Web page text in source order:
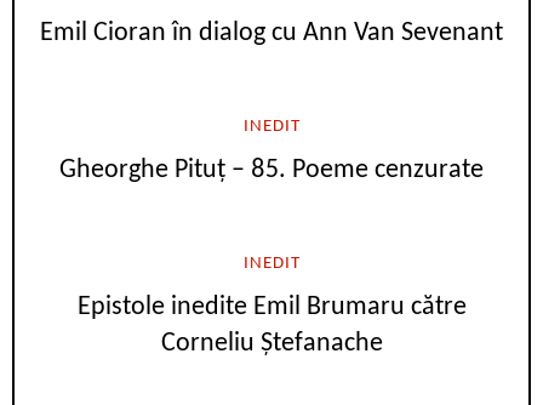
Emil Cioran în dialog cu Ann Van Sevenant
INEDIT
Gheorghe Pituț – 85. Poeme cenzurate
INEDIT
Epistole inedite Emil Brumaru către
Corneliu Ștefanache